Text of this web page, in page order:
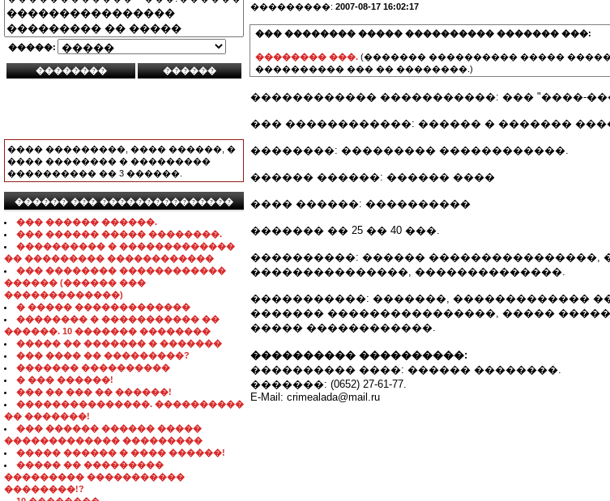
�����:
���� ���������, ���� ������, �
���� �������� � ���������
���������� �� 3 ������.
������ ��� ���������������
��� ������ ������.
��� ������ ����� ��������.
���������� � �������������
�� ��������� ������������
��� �������� ������������
������ (������ ���
�������������)
� ����� �������������
�������� � ����������� ��
������. 10 ������� ��������
����� �� ������� � �������
��� ���� �� ���������?
������� ����������
� ��� ������!
��� �� ��� �� ������!
���������������. ����������
�� �������!
��� ������ ������ �����
������������� ���������
����� ������ � ���� ������!
����� �� ���������
��������� �����������
��������!?
���������: 2007-08-17 16:02:17
��� �������� ����� ���������� ������� ���:
�������� ���. (������� ���������� �����
���������� ��� �� ��������.)
������������ �����������: ��� "����-
��� ������������: ������ � �������
��������: ��������� ������������.
������ ������: ������ ����
���� ������: ����������
������� �� 25 �� 40 ���.
����������: ������ ����������������,
���������������, ��������������.
�����������: �������, �������������
������� ����������������, �����
����� ������������.
���������� ����������:
���������� ����: ������ ��������.
�������: (0652) 27-61-77.
E-Mail: crimealada@mail.ru